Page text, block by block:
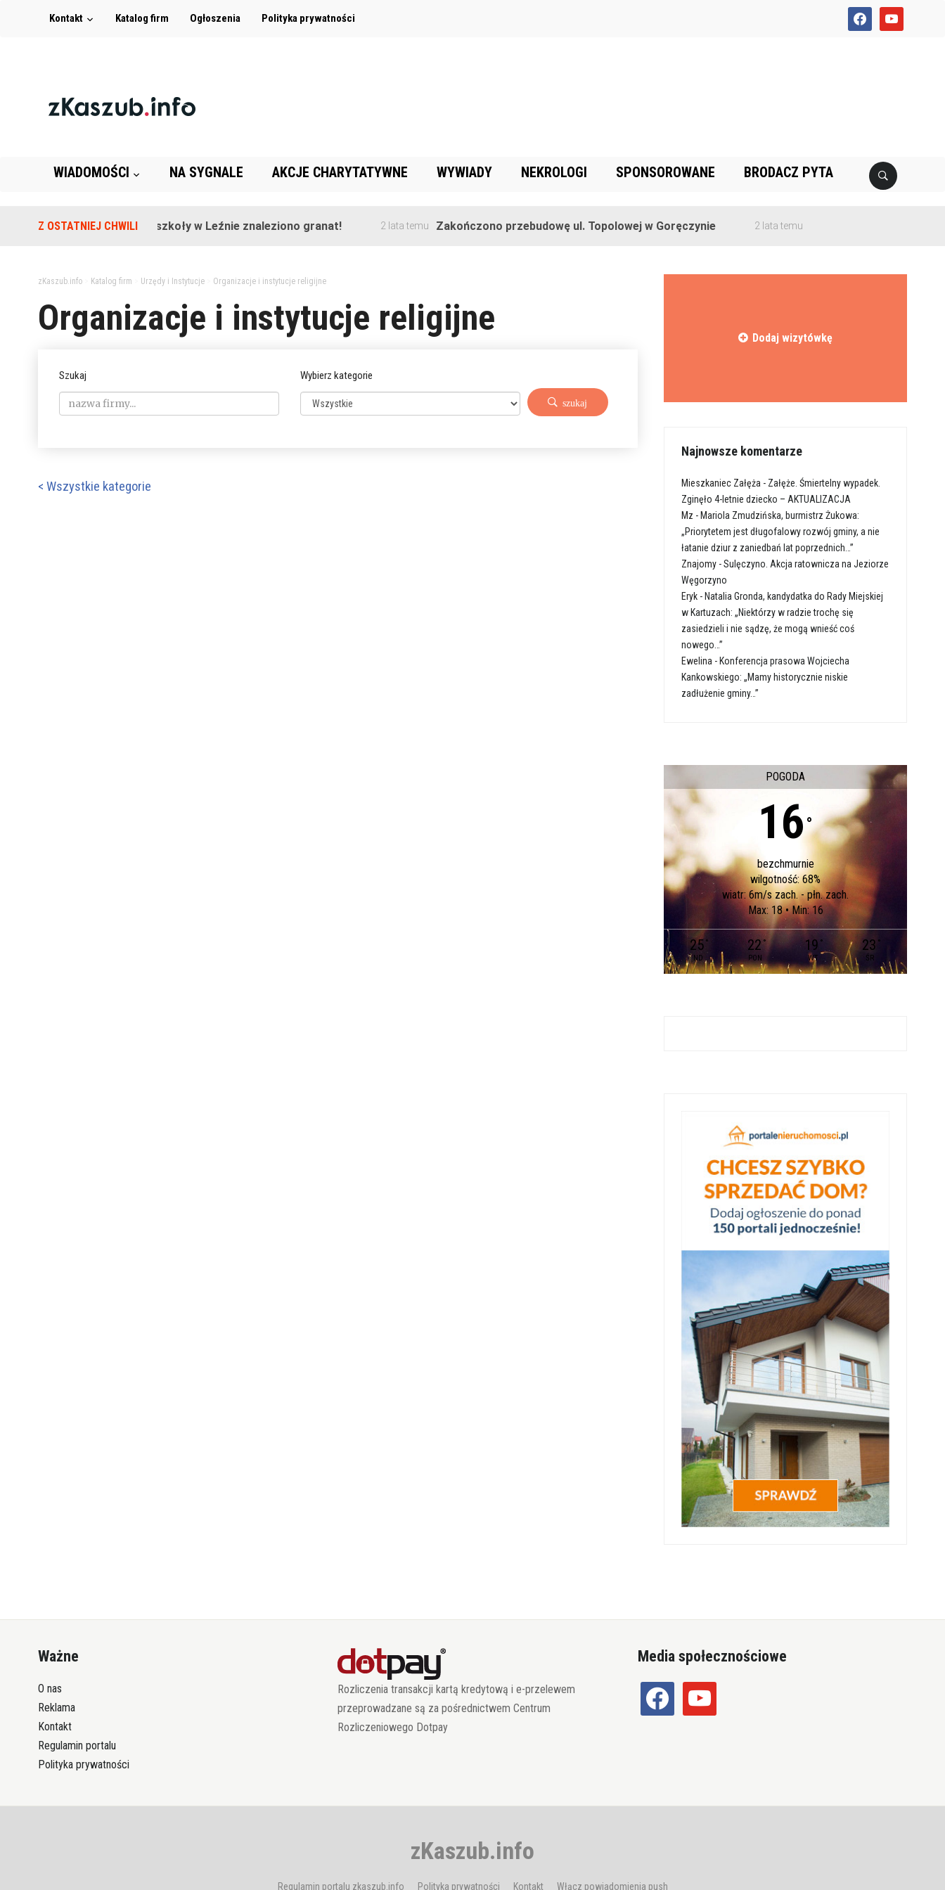
facebookyoutube
Kontakt Katalog firm Ogłoszenia Polityka prywatności
WIADOMOŚCI NA SYGNALE AKCJE CHARYTATYWNE WYWIADY NEKROLOGI SPONSOROWANE BRODACZ PYTA
Z OSTATNIEJ CHWILI
Na terenie szkoły w Leźnie znaleziono granat! 2 lata temu Zakończono przebudowę ul. Topolowej w Goręczynie 2 lata temu
zKaszub.info> Katalog firm Urzędy i Instytucje> Organizacje i instytucje religijne
Organizacje i instytucje religijne
Szukaj Wybierz kategorie
szukaj
< Wszystkie kategorie
Dodaj wizytówkę
Najnowsze komentarze
Mieszkaniec Załęża - Załęże. Śmiertelny wypadek.
Zginęło 4-letnie dziecko – AKTUALIZACJA
Mz - Mariola Zmudzińska, burmistrz Żukowa:
„Priorytetem jest długofalowy rozwój gminy, a nie
łatanie dziur z zaniedbań lat poprzednich…”
Znajomy -Sulęczyno. Akcja ratownicza na Jeziorze
Węgorzyno
Eryk - Natalia Gronda, kandydatka do Rady Miejskiej
w Kartuzach: „Niektórzy w radzie trochę się
zasiedzieli i nie sądzę, że mogą wnieść coś
nowego…”
Ewelina - Konferencja prasowa Wojciecha
Kankowskiego: „Mamy historycznie niskie
zadłużenie gminy…”
POGODA
16°
bezchmurnie
wilgotność: 68%
wiatr: 6m/s zach. - płn. zach.
Max: 18 • Min: 16
25 °
ND
22 °
PON
19 °
WT
23 °
ŚR
Ważne
O nas
Reklama
Kontakt
Regulamin portalu
Polityka prywatności
Rozliczenia transakcji kartą kredytową i e-przelewem
przeprowadzane są za pośrednictwem Centrum
Rozliczeniowego Dotpay
Media społecznościowe
facebook youtube
zKaszub.info
Regulamin portalu zkaszub.info Polityka prywatności Kontakt Włącz powiadomienia push